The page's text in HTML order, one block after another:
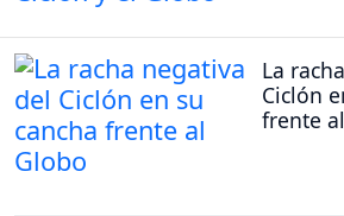
La
Ciclón
frente